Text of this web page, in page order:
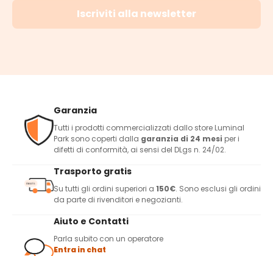
Iscriviti alla newsletter
Garanzia
Tutti i prodotti commercializzati dallo store Luminal
Park sono coperti dalla garanzia di 24 mesi per i
difetti di conformità, ai sensi del DLgs n. 24/02.
Trasporto gratis
Su tutti gli ordini superiori a 150€. Sono esclusi gli ordini
da parte di rivenditori e negozianti.
Aiuto e Contatti
Parla subito con un operatore
Entra in chat